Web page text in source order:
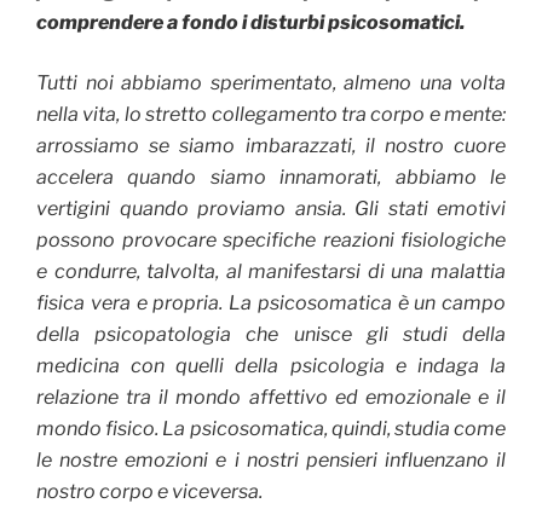
comprendere a fondo i disturbi psicosomatici.
Tutti noi abbiamo sperimentato, almeno una volta
nella vita, lo stretto collegamento tra corpo e mente:
arrossiamo se siamo imbarazzati, il nostro cuore
accelera quando siamo innamorati, abbiamo le
vertigini quando proviamo ansia. Gli stati emotivi
possono provocare specifiche reazioni fisiologiche
e condurre, talvolta, al manifestarsi di una malattia
fisica vera e propria. La psicosomatica è un campo
della psicopatologia che unisce gli studi della
medicina con quelli della psicologia e indaga la
relazione tra il mondo affettivo ed emozionale e il
mondo fisico. La psicosomatica, quindi, studia come
le nostre emozioni e i nostri pensieri influenzano il
nostro corpo e viceversa.